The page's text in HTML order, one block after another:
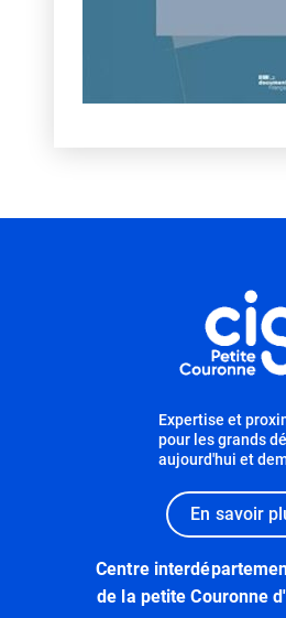
Expertise et
pour les grands
aujourd'hui et
En savoir
Centre
de la petite Couronne